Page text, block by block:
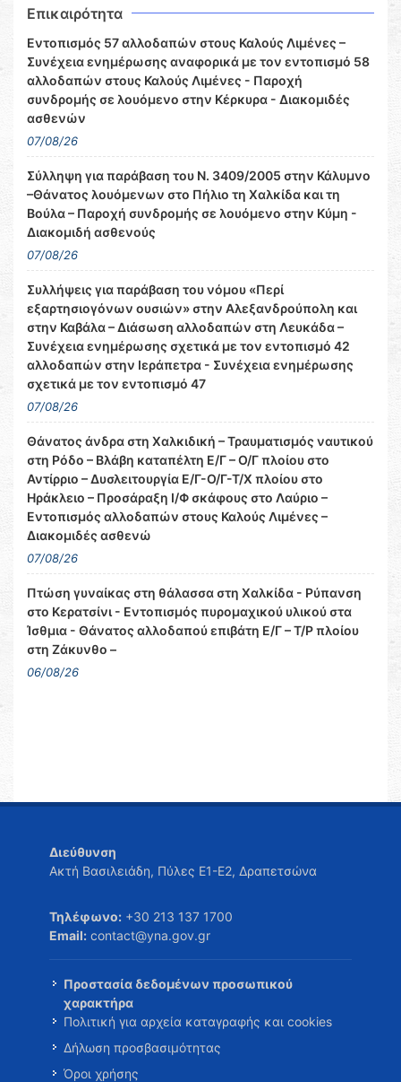
Επικαιρότητα
Εντοπισμός 57 αλλοδαπών στους Καλούς Λιμένες –
Συνέχεια ενημέρωσης αναφορικά με τον εντοπισμό 58
αλλοδαπών στους Καλούς Λιμένες - Παροχή
συνδρομής σε λουόμενο στην Κέρκυρα - Διακομιδές
ασθενών
07/08/26
Σύλληψη για παράβαση του Ν. 3409/2005 στην Κάλυμνο
–Θάνατος λουόμενων στο Πήλιο τη Χαλκίδα και τη
Βούλα – Παροχή συνδρομής σε λουόμενο στην Κύμη -
Διακομιδή ασθενούς
07/08/26
Συλλήψεις για παράβαση του νόμου «Περί
εξαρτησιογόνων ουσιών» στην Αλεξανδρούπολη και
στην Καβάλα – Διάσωση αλλοδαπών στη Λευκάδα –
Συνέχεια ενημέρωσης σχετικά με τον εντοπισμό 42
αλλοδαπών στην Ιεράπετρα - Συνέχεια ενημέρωσης
σχετικά με τον εντοπισμό 47
07/08/26
Θάνατος άνδρα στη Χαλκιδική – Τραυματισμός ναυτικού
στη Ρόδο – Βλάβη καταπέλτη Ε/Γ – Ο/Γ πλοίου στο
Αντίρριο – Δυσλειτουργία Ε/Γ-Ο/Γ-Τ/Χ πλοίου στο
Ηράκλειο – Προσάραξη Ι/Φ σκάφους στο Λαύριο –
Εντοπισμός αλλοδαπών στους Καλούς Λιμένες –
Διακομιδές ασθενώ
07/08/26
Πτώση γυναίκας στη θάλασσα στη Χαλκίδα - Ρύπανση
στο Κερατσίνι - Εντοπισμός πυρομαχικού υλικού στα
Ίσθμια - Θάνατος αλλοδαπού επιβάτη Ε/Γ – Τ/Ρ πλοίου
στη Ζάκυνθο –
06/08/26
Διεύθυνση
Ακτή Βασιλειάδη, Πύλες Ε1-Ε2, Δραπετσώνα
Τηλέφωνο: +30 213 137 1700
Email: contact@yna.gov.gr
Προστασία δεδομένων προσωπικού
χαρακτήρα
Πολιτική για αρχεία καταγραφής και cookies
Δήλωση προσβασιμότητας
Όροι χρήσης